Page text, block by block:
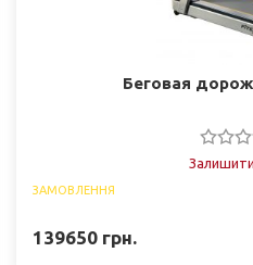
Беговая
Залишити
ЗАМОВЛЕННЯ
139650 грн.